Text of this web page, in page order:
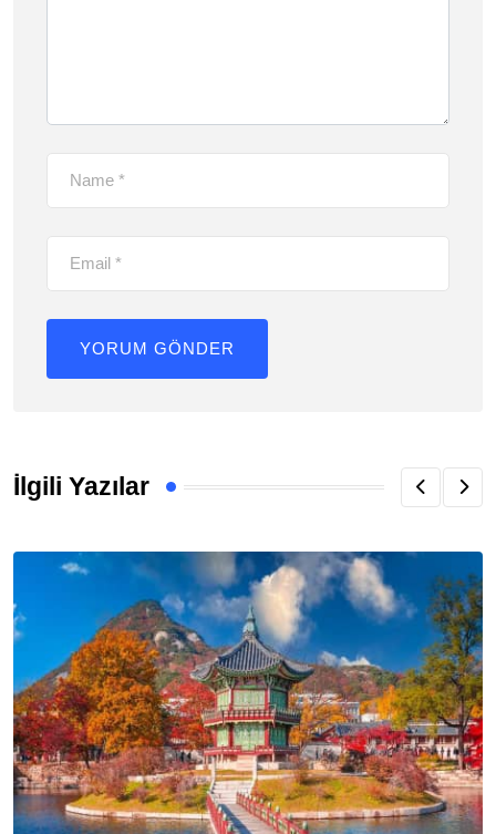
İlgili Yazılar